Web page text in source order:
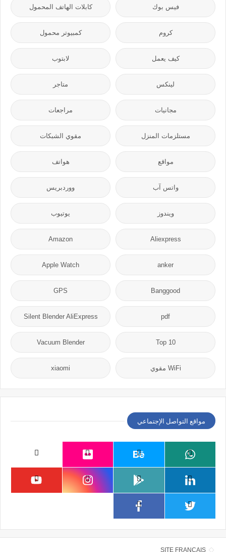
فيس بوك كابلات الهاتف المحمول
كروم كمبيوتر محمول
كيف يعمل لابتوب
لينكس متاجر
مجانيات مراجعات
مستلزمات المنزل مقوي الشبكات
مواقع هواتف
واتس آب ووردبريس
ويندوز يوتيوب
Aliexpress
Amazon
anker
Apple Watch
Banggood
GPS
pdf
Silent Blender AliExpress
Top 10
Vacuum Blender
WiFi مقوي xiaomi
مواقع التواصل الإجتماعي
SITE FRANÇAIS